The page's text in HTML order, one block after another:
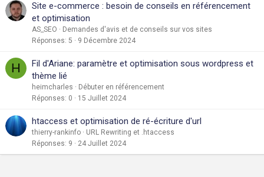
Site e-commerce : besoin de conseils en référencement
et optimisation
AS_SEO
Demandes d'avis et de conseils sur vos sites
Réponses 5 9 Décembre 2024
H
Fil d'Ariane: paramètre et optimisation sous wordpress et
thème lié
heimcharles
Débuter en référencement
Réponses 0 15 Juillet 2024
htaccess et optimisation de ré-écriture d'url
thierry-rankinfo
URL Rewriting et .htaccess
Réponses 9 24 Juillet 2024